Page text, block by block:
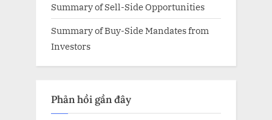
Summary of Sell-Side Opportunities
Summary of Buy-Side Mandates from
Investors
Phản hồi gần đây